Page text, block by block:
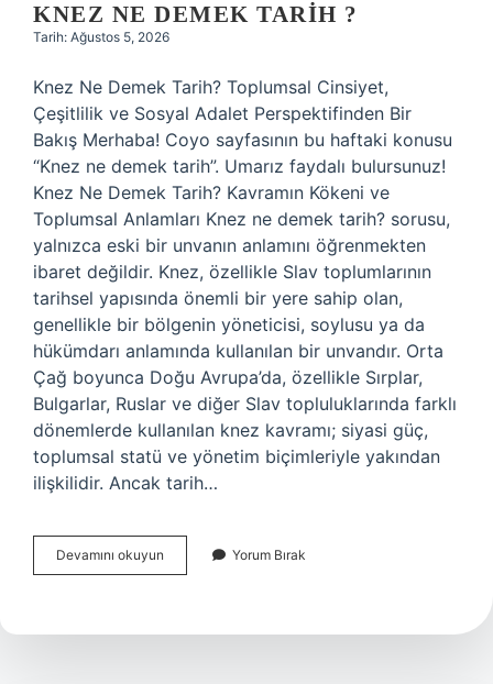
KNEZ NE DEMEK TARIH ?
Tarih: Ağustos 5, 2026
Knez Ne Demek Tarih? Toplumsal Cinsiyet,
Çeşitlilik ve Sosyal Adalet Perspektifinden Bir
Bakış Merhaba! Coyo sayfasının bu haftaki konusu
“Knez ne demek tarih”. Umarız faydalı bulursunuz!
Knez Ne Demek Tarih? Kavramın Kökeni ve
Toplumsal Anlamları Knez ne demek tarih? sorusu,
yalnızca eski bir unvanın anlamını öğrenmekten
ibaret değildir. Knez, özellikle Slav toplumlarının
tarihsel yapısında önemli bir yere sahip olan,
genellikle bir bölgenin yöneticisi, soylusu ya da
hükümdarı anlamında kullanılan bir unvandır. Orta
Çağ boyunca Doğu Avrupa’da, özellikle Sırplar,
Bulgarlar, Ruslar ve diğer Slav topluluklarında farklı
dönemlerde kullanılan knez kavramı; siyasi güç,
toplumsal statü ve yönetim biçimleriyle yakından
ilişkilidir. Ancak tarih…
Devamını okuyun
ne
?
Yorum Bırak